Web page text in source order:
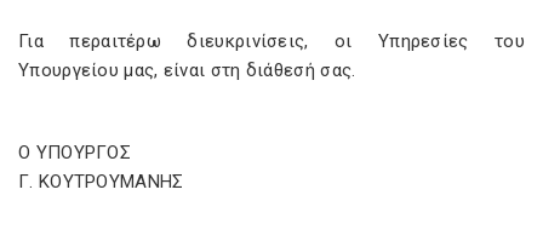
Για περαιτέρω διευκρινίσεις, οι Υπηρεσίες του
Υπουργείου μας, είναι στη διάθεσή σας.
Ο ΥΠΟΥΡΓΟΣ
Γ. ΚΟΥΤΡΟΥΜΑΝΗΣ